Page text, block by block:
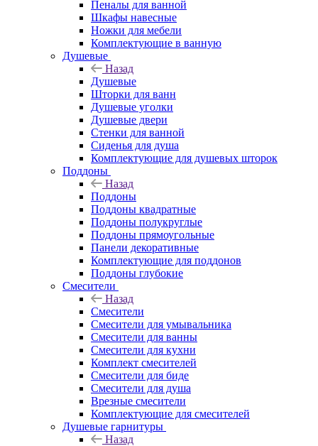
Пеналы для ванной
Шкафы навесные
Ножки для мебели
Комплектующие в ванную
Душевые
Назад
Душевые
Шторки для ванн
Душевые уголки
Душевые двери
Стенки для ванной
Сиденья для душа
Комплектующие для душевых шторок
Поддоны
Назад
Поддоны
Поддоны квадратные
Поддоны полукруглые
Поддоны прямоугольные
Панели декоративные
Комплектующие для поддонов
Поддоны глубокие
Смесители
Назад
Смесители
Смесители для умывальника
Смесители для ванны
Смесители для кухни
Комплект смесителей
Смесители для биде
Смесители для душа
Врезные смесители
Комплектующие для смесителей
Душевые гарнитуры
Назад